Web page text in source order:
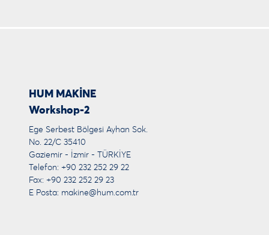
HUM MAKİNE
Workshop-2
Ege Serbest Bölgesi Ayhan Sok.
No. 22/C 35410
Gaziemir - İzmir - TÜRKİYE
Telefon: +90 232 252 29 22
Fax: +90 232 252 29 23
E Posta: makine@hum.com.tr